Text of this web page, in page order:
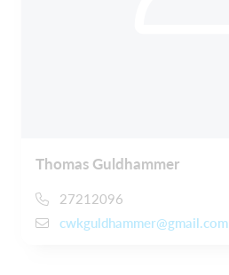
Thomas Guldhammer
27212096
cwkguldhammer@gmail.com